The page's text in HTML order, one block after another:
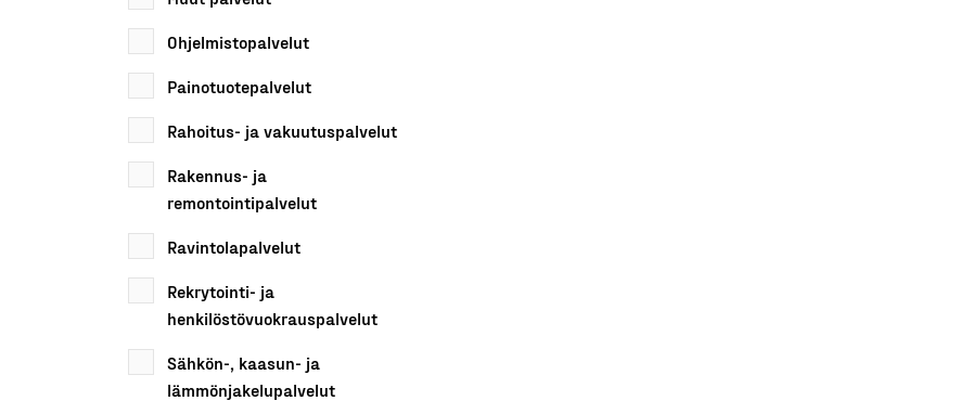
Ohjelmistopalvelut
Painotuotepalvelut
Rahoitus- ja vakuutuspalvelut
Rakennus- ja
remontointipalvelut
Ravintolapalvelut
Rekrytointi- ja
henkilöstövuokrauspalvelut
Sähkön-, kaasun- ja
lämmönjakelupalvelut